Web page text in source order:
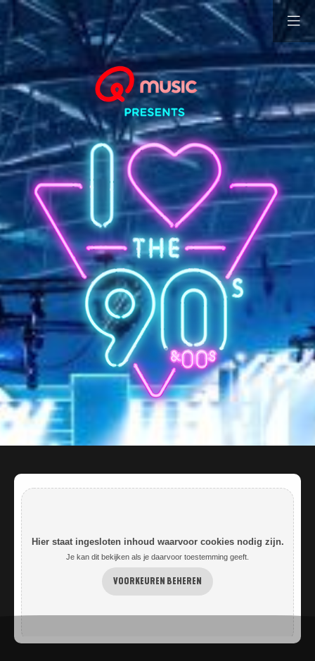
Hier staat ingesloten inhoud waarvoor cookies nodig zijn.
Je kan dit bekijken als je daarvoor toestemming geeft.
VOORKEUREN BEHEREN